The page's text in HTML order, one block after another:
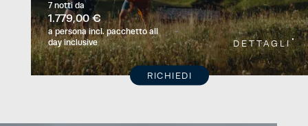
7 nottida
1.779,00 €
a persona incl. pacchetto all
day inclusive
DETTAGLI
RICHIEDI